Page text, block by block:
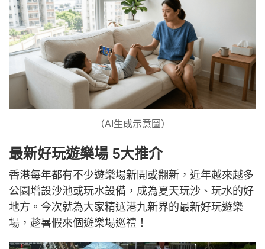
（AI生成示意圖）
最新好玩遊樂場 5大推介
香港每年都有不少遊樂場新開或翻新，近年越來越多
公園增設沙池或玩水設備，成為夏天玩沙、玩水的好
地方。今次就為大家精選港九新界的最新好玩遊樂
場，趁暑假來個遊樂場巡禮！